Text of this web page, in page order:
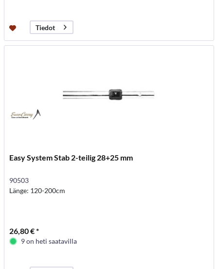
Tiedot
Easy System Stab 2-teilig 28+25 mm
90503
Länge: 120-200cm
26,80 € *
9 on heti saatavilla